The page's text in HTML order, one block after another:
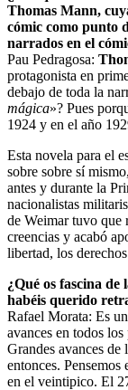
Thomas Mann,
cómic como punto
narrados en el
Pau Pedragosa:
protagonista en
debajo de toda la
mágica»? Pues
1924 y en el año
Esta novela para el
sobre sobre sí
antes y durante la
nacionalistas
de Weimar tuvo que
creencias y acabó
libertad, los
¿Qué os fascina
habéis querido
Rafael Morata: Es
avances en todos
Grandes avances
entonces.
en el veintipico. El